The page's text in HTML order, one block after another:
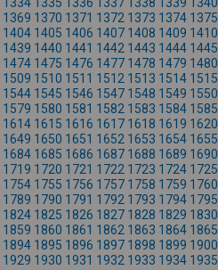
1369 1370 1371 1372 1373 1374 1375
1404 1405 1406 1407 1408 1409 1410
1439 1440 1441 1442 1443 1444 1445
1474 1475 1476 1477 1478 1479 1480
1509 1510 1511 1512 1513 1514 1515
1544 1545 1546 1547 1548 1549 1550
1579 1580 1581 1582 1583 1584 1585
1614 1615 1616 1617 1618 1619 1620
1649 1650 1651 1652 1653 1654 1655
1684 1685 1686 1687 1688 1689 1690
1719 1720 1721 1722 1723 1724 1725
1754 1755 1756 1757 1758 1759 1760
1789 1790 1791 1792 1793 1794 1795
1824 1825 1826 1827 1828 1829 1830
1859 1860 1861 1862 1863 1864 1865
1894 1895 1896 1897 1898 1899 1900
1929 1930 1931 1932 1933 1934 1935